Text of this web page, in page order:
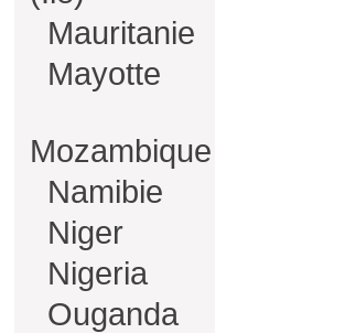
Mauritanie
Mayotte
Mozambique
Namibie
Niger
Nigeria
Ouganda